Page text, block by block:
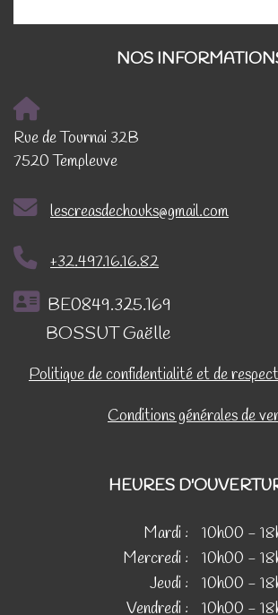
NOS
Rue de Tournai 32B
7520 Templeuve
lescreasdechouks@gmail.com
+32.497.16.16.82
BE0849.325.169
BOSSUT Gaëlle
Politique de confidentialité et de
Conditions générales de
HEURES
Mardi :
10h00 -
Mercredi :
10h00 -
Jeudi :
10h00 -
Vendredi :
10h00 -